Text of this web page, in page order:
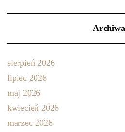
Archiwa
sierpień 2026
lipiec 2026
maj 2026
kwiecień 2026
marzec 2026